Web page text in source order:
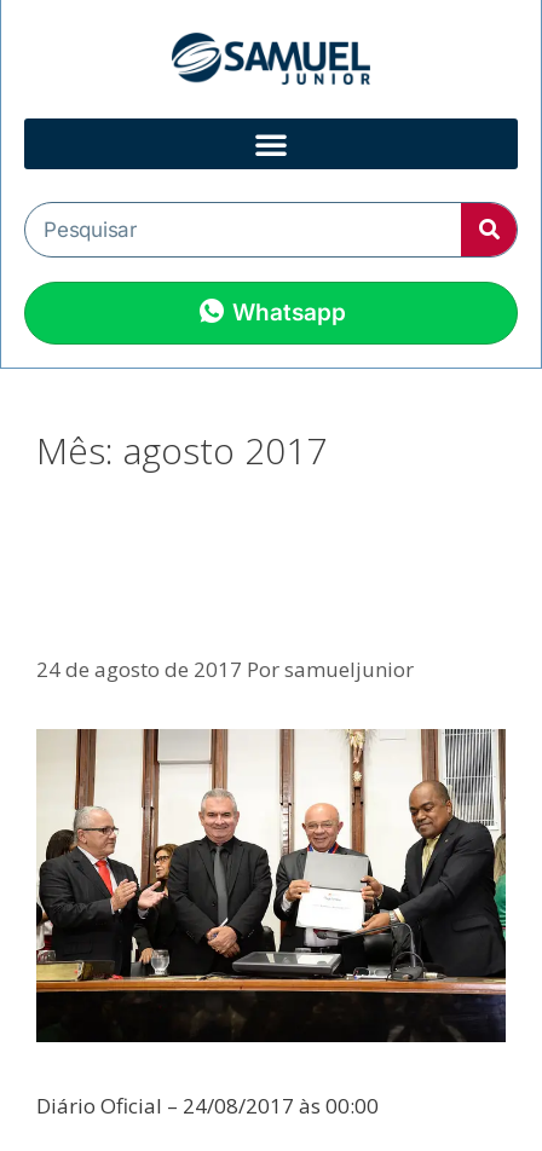
Whatsapp
Mês: agosto 2017
24 de agosto de 2017 Porsamueljunior
Diário Oficial – 24/08/2017 às 00:00